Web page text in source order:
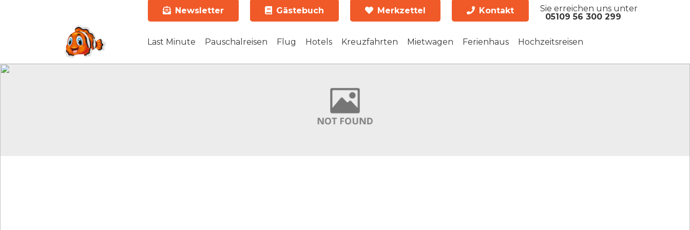
Newsletter Gästebuch Merkzettel Kontakt Sie erreichen uns unter
05109 56 300 299
Last Minute Pauschalreisen Flug Hotels Kreuzfahrten Mietwagen Ferienhaus Hochzeitsreisen